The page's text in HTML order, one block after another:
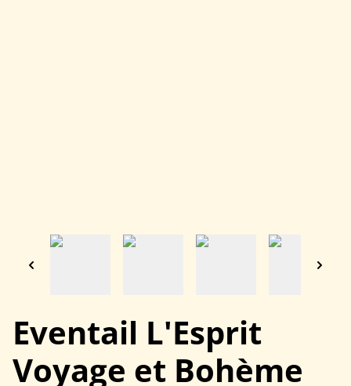
Eventail L'Esprit
Voyage et Bohème